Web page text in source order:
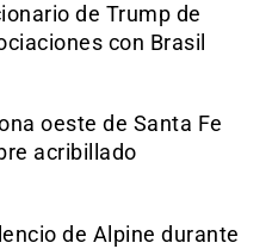
de Trump de
con Brasil
oeste de Santa Fe
acribillado
de Alpine durante